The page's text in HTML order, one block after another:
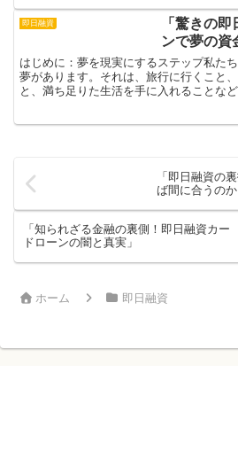
即日融資
「驚きの
ンで夢の資
はじめに：夢を現実にするステップ私た
夢があります。それは、旅行に行くこと
と、満ち足りた生活を手に入れることな
「即日融資の
ば間に合うのか
「知られざる金融の裏側！即日融資カー
ドローンの闇と真実」
ホーム 即日融資